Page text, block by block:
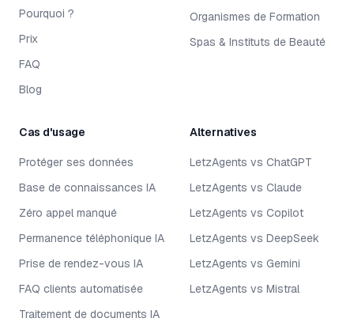
Pourquoi ?
Prix
FAQ
Blog
Organismes de Formation
Spas & Instituts de Beauté
Cas d'usage
Protéger ses données
Base de connaissances IA
Zéro appel manqué
Permanence téléphonique IA
Prise de rendez-vous IA
FAQ clients automatisée
Traitement de documents IA
Alternatives
LetzAgents vs ChatGPT
LetzAgents vs Claude
LetzAgents vs Copilot
LetzAgents vs DeepSeek
LetzAgents vs Gemini
LetzAgents vs Mistral